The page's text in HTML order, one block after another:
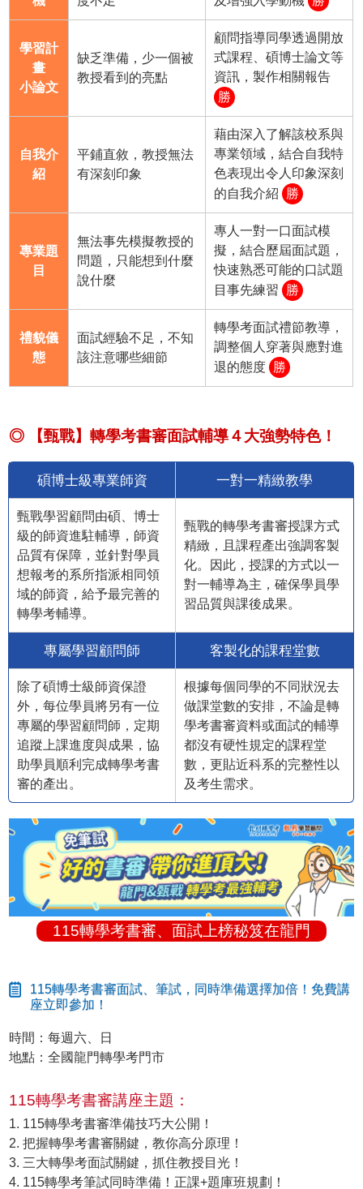
學習計
畫
小論文
缺乏準備，少一個被
教授看到的亮點
顧問指導同學透過開放
式課程、碩博士論文等
資訊，製作相關報告
勝
自我介
紹
平鋪直敘，教授無法
有深刻印象
藉由深入了解該校系與
專業領域，結合自我特
色表現出令人印象深刻
的自我介紹 勝
專業題
目
無法事先模擬教授的
問題，只能想到什麼
說什麼
專人一對一口面試模
擬，結合歷屆面試題，
快速熟悉可能的口試題
目事先練習 勝
禮貌儀
態
面試經驗不足，不知
該注意哪些細節
轉學考面試禮節教導，
調整個人穿著與應對進
退的態度 勝
◎ 【甄戰】轉學考書審面試輔導４大強勢特色！
碩博士級專業師資 一對一精緻教學
甄戰學習顧問由碩、博士
級的師資進駐輔導，師資
品質有保障，並針對學員
想報考的系所指派相同領
域的師資，給予最完善的
轉學考輔導。
甄戰的轉學考書審授課方式
精緻，且課程產出強調客製
化。因此，授課的方式以一
對一輔導為主，確保學員學
習品質與課後成果。
專屬學習顧問師 客製化的課程堂數
除了碩博士級師資保證
外，每位學員將另有一位
專屬的學習顧問師，定期
追蹤上課進度與成果，協
助學員順利完成轉學考書
審的產出。
根據每個同學的不同狀況去
做課堂數的安排，不論是轉
學考書審資料或面試的輔導
都沒有硬性規定的課程堂
數，更貼近科系的完整性以
及考生需求。
115轉學考書審、面試上榜秘笈在龍門
115轉學考書審面試、筆試，同時準備選擇加倍！免費講
座立即參加！
時間：每週六、日
地點：全國龍門轉學考門市
115轉學考書審講座主題：
1. 115轉學考書審準備技巧大公開！
2. 把握轉學考書審關鍵，教你高分原理！
3. 三大轉學考面試關鍵，抓住教授目光！
4. 115轉學考筆試同時準備！正課+題庫班規劃！